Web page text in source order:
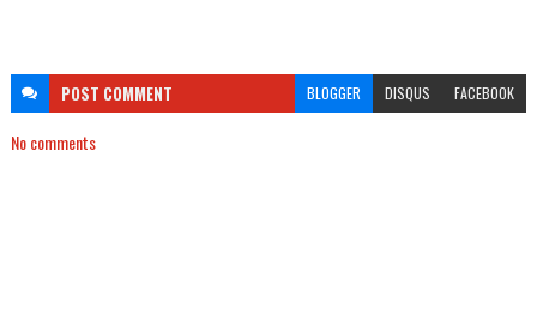
POST COMMENT BLOGGER DISQUS FACEBOOK
No comments